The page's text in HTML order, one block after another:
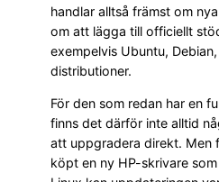
handlar alltså främst om
om att lägga till officiellt
exempelvis Ubuntu,
distributioner.
För den som redan har en
finns det därför inte alltid
att uppgradera direkt. Men
köpt en ny HP-skrivare